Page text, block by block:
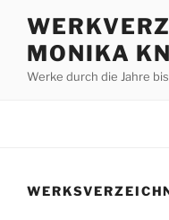
Inhalt
springenMONIKA
Werke durch die Jahre